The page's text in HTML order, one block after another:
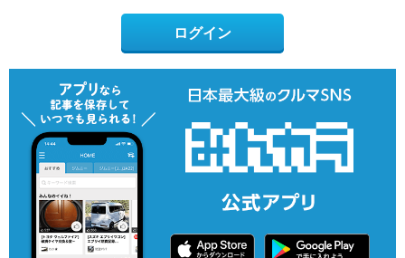
ログイン